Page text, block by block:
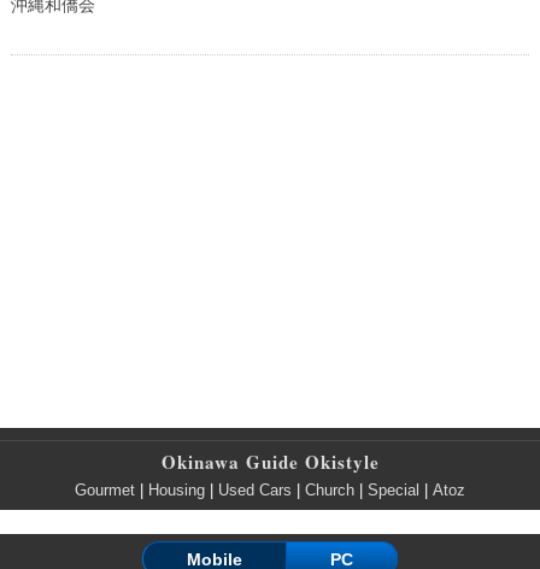
沖縄和僑会
Okinawa Guide Okistyle
Gourmet Housing Used Cars Church Special Atoz
Mobile PC